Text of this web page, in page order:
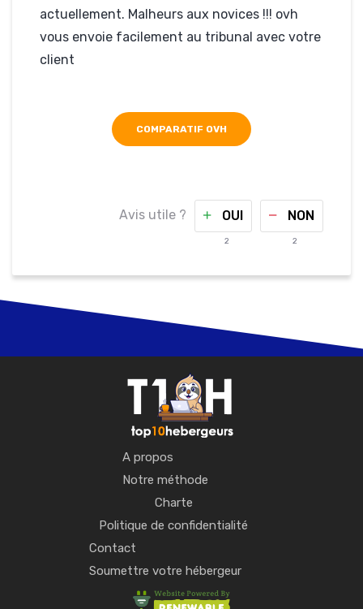
actuellement. Malheurs aux novices !!! ovh
vous envoie facilement au tribunal avec votre
client
COMPARATIF OVH
Avis utile ? OUI
2
NON
2
A propos
Notre méthode
Charte
Politique de confidentialité
Contact
Soumettre votre hébergeur